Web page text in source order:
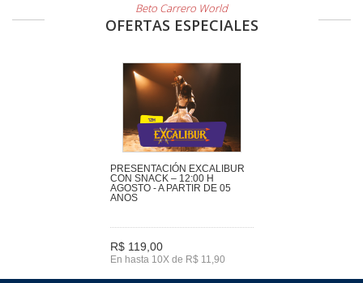
Beto Carrero World
OFERTAS ESPECIALES
PRESENTACIÓN EXCALIBUR
CON SNACK – 12:00 H
AGOSTO - A PARTIR DE 05
ANOS
R$ 119,00
En hasta 10X de R$ 11,90